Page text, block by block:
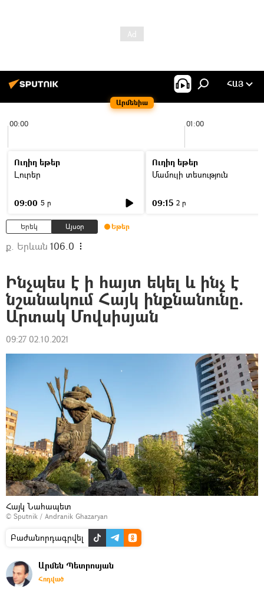
Արմենիա
ՀԱՅ
00:00 01:00
Ուղիղ եթեր
Լուրեր
09:00 5 ր
Ուղիղ եթեր
Մամուլի տեսություն
09:15 2 ր
Երեկ Այսօր Եթեր
ք. Երևան 106.0
Ինչպես է ի հայտ եկել և ինչ է
նշանակում Հայկ ինքնանունը.
Արտակ Մովսիսյան
09:27 02.10.2021
Հայկ Նահապետ
© Sputnik / Andranik Ghazaryan
Բաժանորդագրվել
Արմեն Պետրոսյան
Հոդված